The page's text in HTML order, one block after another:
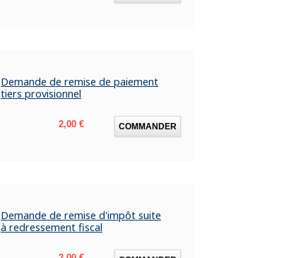
Demande de remise de paiement
tiers provisionnel
Prix
2,00 € COMMANDER
Demande de remise d'impôt suite
à redressement fiscal